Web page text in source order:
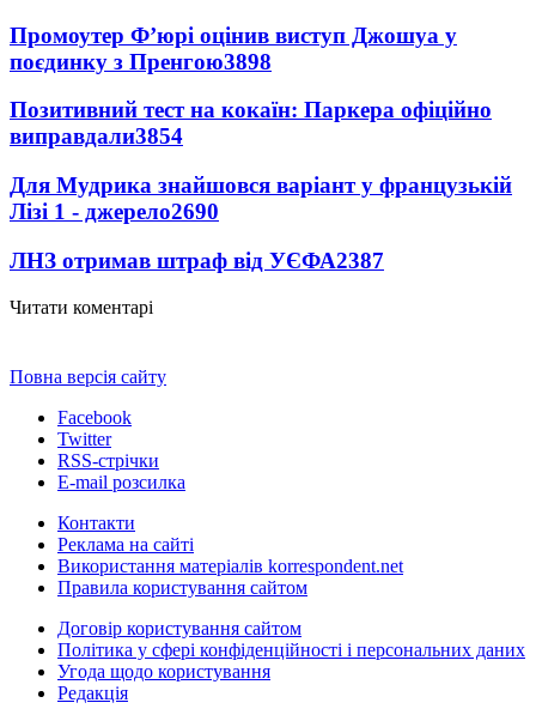
Промоутер Ф’юрі оцінив виступ Джошуа у
поєдинку з Пренгою3898
Позитивний тест на кокаїн: Паркера офіційно
виправдали3854
Для Мудрика знайшовся варіант у французькій
Лізі 1 - джерело2690
ЛНЗ отримав штраф від УЄФА2387
Читати коментарі
Повна версія сайту
Facebook
Twitter
RSS-стрічки
E-mail розсилка
Контакти
Реклама на сайті
Використання матеріалів korrespondent.net
Правила користування сайтом
Договір користування сайтом
Політика у сфері конфіденційності і персональних даних
Угода щодо користування
Редакція